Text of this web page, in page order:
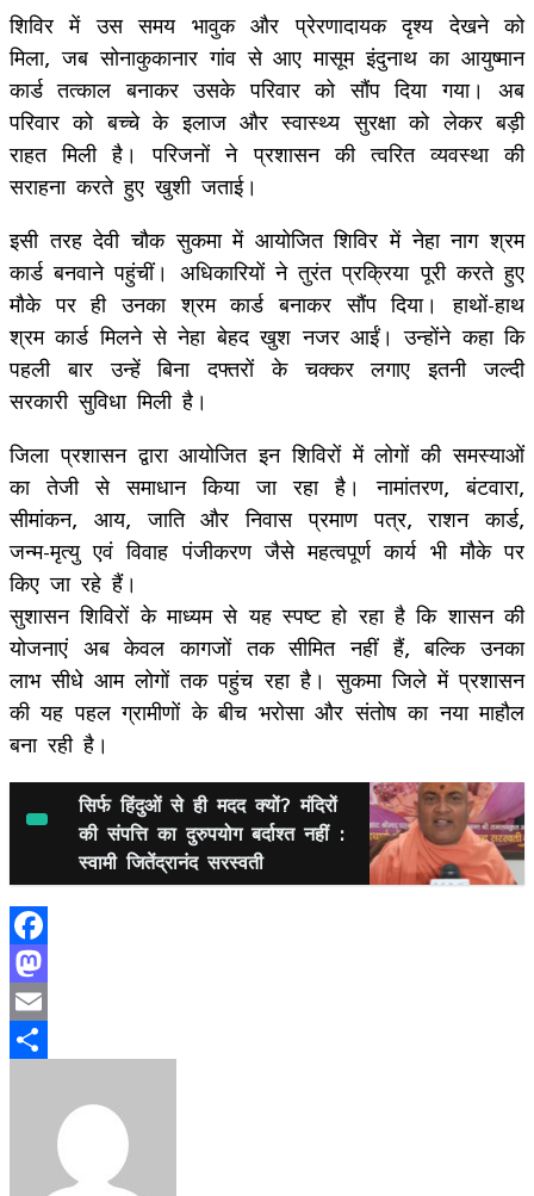
शिविर में उस समय भावुक और प्रेरणादायक दृश्य देखने को
मिला, जब सोनाकुकानार गांव से आए मासूम इंदुनाथ का आयुष्मान
कार्ड तत्काल बनाकर उसके परिवार को सौंप दिया गया। अब
परिवार को बच्चे के इलाज और स्वास्थ्य सुरक्षा को लेकर बड़ी
राहत मिली है। परिजनों ने प्रशासन की त्वरित व्यवस्था की
सराहना करते हुए खुशी जताई।
इसी तरह देवी चौक सुकमा में आयोजित शिविर में नेहा नाग श्रम
कार्ड बनवाने पहुंचीं। अधिकारियों ने तुरंत प्रक्रिया पूरी करते हुए
मौके पर ही उनका श्रम कार्ड बनाकर सौंप दिया। हाथों-हाथ
श्रम कार्ड मिलने से नेहा बेहद खुश नजर आईं। उन्होंने कहा कि
पहली बार उन्हें बिना दफ्तरों के चक्कर लगाए इतनी जल्दी
सरकारी सुविधा मिली है।
जिला प्रशासन द्वारा आयोजित इन शिविरों में लोगों की समस्याओं
का तेजी से समाधान किया जा रहा है। नामांतरण, बंटवारा,
सीमांकन, आय, जाति और निवास प्रमाण पत्र, राशन कार्ड,
जन्म-मृत्यु एवं विवाह पंजीकरण जैसे महत्वपूर्ण कार्य भी मौके पर
किए जा रहे हैं।
सुशासन शिविरों के माध्यम से यह स्पष्ट हो रहा है कि शासन की
योजनाएं अब केवल कागजों तक सीमित नहीं हैं, बल्कि उनका
लाभ सीधे आम लोगों तक पहुंच रहा है। सुकमा जिले में प्रशासन
की यह पहल ग्रामीणों के बीच भरोसा और संतोष का नया माहौल
बना रही है।
सिर्फ हिंदुओं से ही मदद क्यों? मंदिरों
की संपत्ति का दुरुपयोग बर्दाश्त नहीं :
स्वामी जितेंद्रानंद सरस्वती
Facebook
Mastodon
Email